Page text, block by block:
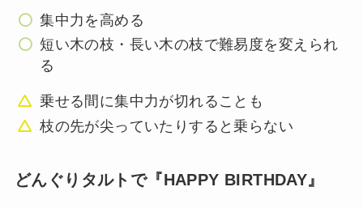
集中力を高める
短い木の枝・長い木の枝で難易度を変えられ
る
乗せる間に集中力が切れることも
枝の先が尖っていたりすると乗らない
どんぐりタルトで『HAPPY BIRTHDAY』